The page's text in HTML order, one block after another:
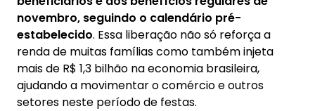
2.1. Calendário de pagamento do 13º salário
para beneficiários que recebem até um
salário mínimo:
2.2. Calendário de pagamento para
beneficiários que recebem acima de um
salário mínimo:
novembro, seguindo o calendário pré-
estabelecido. Essa liberação não só reforça a
renda de muitas famílias como também injeta
mais de R$ 1,3 bilhão na economia brasileira,
ajudando a movimentar o comércio e outros
setores neste período de festas.